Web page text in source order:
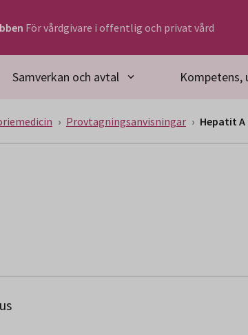
För vårdgivare i offentlig och privat vård
Samverkan och avtal Kompetens,
Provtagningsanvisningar Hepatit